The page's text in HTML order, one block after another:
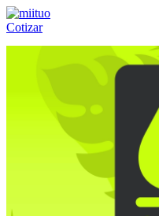
Cotizar
(55) 84-21-05-00